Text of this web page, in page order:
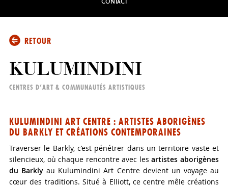
RETOUR
KULUMINDINI
CENTRES D’ART & COMMUNAUTÉS ARTISTIQUES
KULUMINDINI ART CENTRE : ARTISTES ABORIGÈNES
DU BARKLY ET CRÉATIONS CONTEMPORAINES
Traverser le Barkly, c’est pénétrer dans un territoire vaste et
silencieux, où chaque rencontre avec lesartistes aborigènes
du Barkly au Kulumindini Art Centre devient un voyage au
cœur des traditions. Situé à Elliott, ce centre mêle créations